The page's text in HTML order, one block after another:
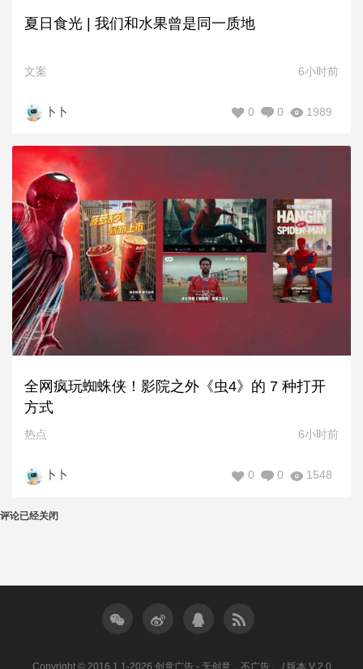
夏日食光 | 我们和水果曾是同一质地
文案 6小时前
卜卜 1989
0
0
全网疯玩蜘蛛侠！影院之外《虫4》的 7 种打开
方式
热点 6小时前
卜卜 1548
0
0
评论已经关闭
Copyright © 2016.1.1-2026 创意广告 - 无创意，不广告。 / 版本 V 2.0